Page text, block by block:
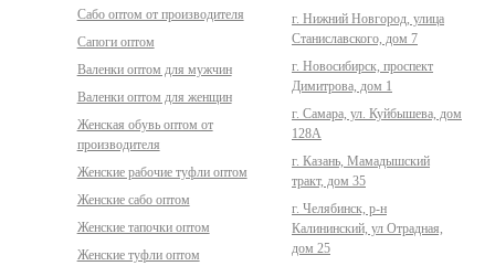
Сабо оптом от производителя
Сапоги оптом
Валенки оптом для мужчин
Валенки оптом для женщин
Женская обувь оптом от
производителя
Женские рабочие туфли оптом
Женские сабо оптом
Женские тапочки оптом
Женские туфли оптом
г. Нижний Новгород, улица
Станиславского, дом 7
г. Новосибирск, проспект
Димитрова, дом 1
г. Самара, ул. Куйбышева, дом
128А
г. Казань, Мамадышский
тракт, дом 35
г. Челябинск, р-н
Калининский, ул Отрадная,
дом 25